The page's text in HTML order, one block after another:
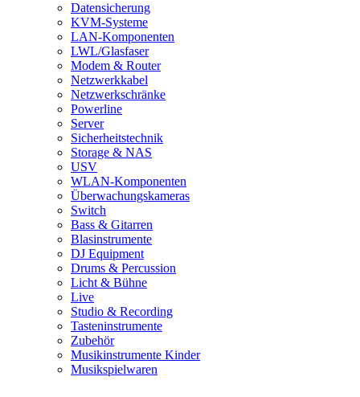
Datensicherung
KVM-Systeme
LAN-Komponenten
LWL/Glasfaser
Modem & Router
Netzwerkkabel
Netzwerkschränke
Powerline
Server
Sicherheitstechnik
Storage & NAS
USV
WLAN-Komponenten
Überwachungskameras
Switch
Bass & Gitarren
Blasinstrumente
DJ Equipment
Drums & Percussion
Licht & Bühne
Live
Studio & Recording
Tasteninstrumente
Zubehör
Musikinstrumente Kinder
Musikspielwaren